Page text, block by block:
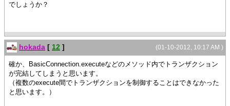
でしょうか？
(01-10-2012, 10:17 AM )
hokada [ 12 ]
確か、BasicConnection.executeなどのメソッド内でトランザクション
が完結してしまうと思います。
（複数のexecute間でトランザクションを制御することはできなかった
と思います。）